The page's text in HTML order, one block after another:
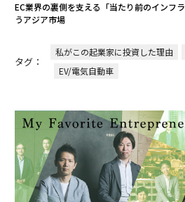
EC業界の裏側を支える「当たり前のインフ
うアジア市場
タグ：
私がこの起業家に投資した理由
EV/電気自動車